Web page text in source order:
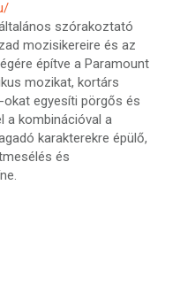
szórakoztató
mozisikereire és az
építve a Paramount
mozikat, kortárs
egyesíti pörgős és
a kombinációval a
karakterekre épülő,
és